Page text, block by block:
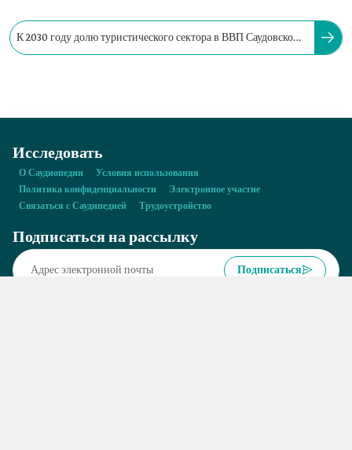
К 2030 году долю туристического сектора в ВВП Саудовской
Исследовать
О Саудиопедии
Условия использования
Политика конфиденциальности
Электронное участие
Связаться с Саудипедией
Трудоустройство
Подписаться на рассылку
Подписаться